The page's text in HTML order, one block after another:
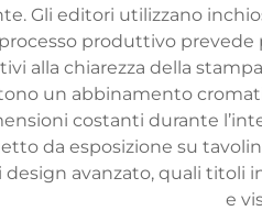
Gli editori utilizzano
produttivo
alla chiarezza della
un abbinamento
costanti durante
da esposizione su
avanzato, quali titoli
e